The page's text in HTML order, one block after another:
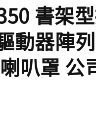
書架
動器陣
叭罩 公